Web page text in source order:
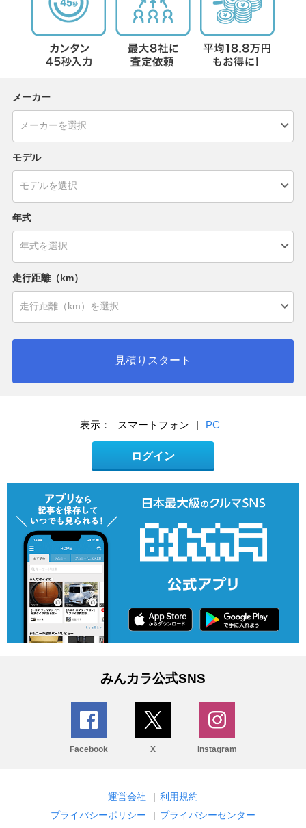
メーカー
モデル
年式
走行距離（km）
見積りスタート
表示： スマートフォン | PC
ログイン
みんカラ公式SNS
Facebook X Instagram
運営会社 | 利用規約
プライバシーポリシー
| プライバシーセンター